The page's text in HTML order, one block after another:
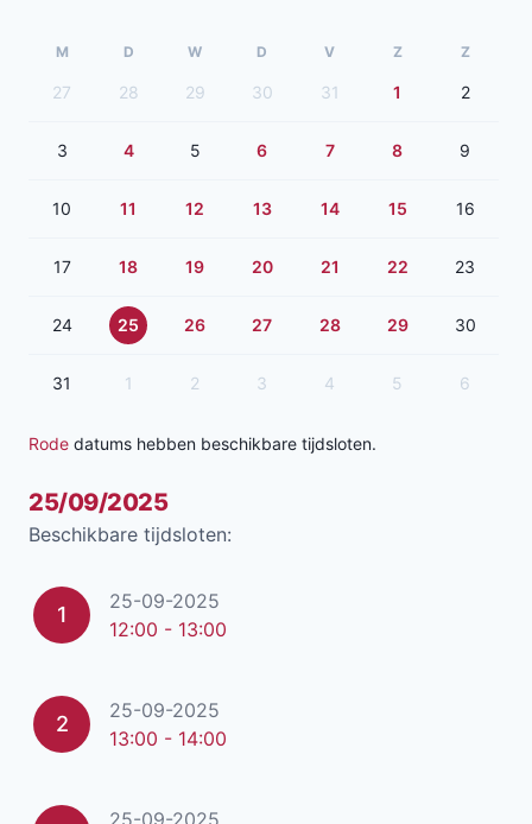
M D W D V Z Z
27 28 29 30 31 1 2
3 4 5 6 7 8 9
10 11 12 13 14 15 16
17 18 19 20 21 22 23
24 25 26 27 28 29 30
31 1 2 3 4 5 6
Rode datums hebben beschikbare tijdsloten.
25/09/2025
Beschikbare tijdsloten:
1
25-09-2025
12:00 - 13:00
2
25-09-2025
13:00 - 14:00
25-09-2025